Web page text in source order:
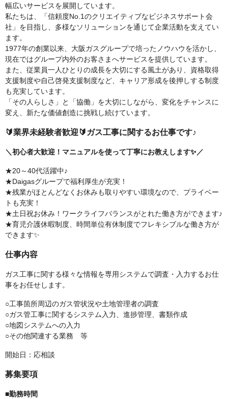
幅広いサービスを展開しています。
私たちは、「信頼度No.1のクリエイティブなビジネスサポート会
社」を目指し、多様なソリューションを通じて企業活動を支えてい
ます。
1977年の創業以来、大阪ガスグループで培ったノウハウを活かし、
現在ではグループ内外のお客さまへサービスを提供しています。
また、従業員一人ひとりの成長を大切にする風土があり、資格取得
支援制度や自己啓発支援制度など、キャリア形成を後押しする制度
も充実しています。
「その人らしさ」と「協働」を大切にしながら、変化をチャンスに
変え、新たな価値創造に挑戦し続けています。
🔰業界未経験者歓迎🔰ガス工事に関するお仕事です♪
＼初心者大歓迎！マニュアルを使って丁寧にお教えします✨／
★20～40代活躍中♪
★Daigasグループで福利厚生が充実！
★残業がほとんどなくお休みも取りやすい環境なので、プライベー
トも充実！
★土日祝お休み！ワークライフバランスがとれた働き方ができます♪
★育児介護休暇制度、時間単位有休制度でフレキシブルな働き方が
できます✨
仕事内容
ガス工事に関する様々な情報を専用システムで調査・入力するお仕
事をお任せします。
○工事箇所周辺のガス管状況や土地管理者の調査
○ガス管工事に関するシステム入力、進捗管理、書類作成
○地図システムへの入力
○その他関連する業務 等
開始日：応相談
募集要項
■勤務時間